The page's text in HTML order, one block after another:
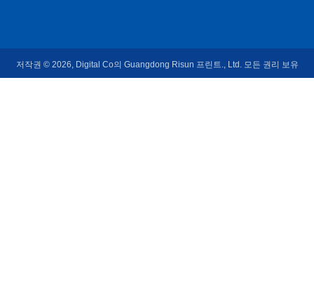
저작권 © 2026, Digital Co의 Guangdong Risun 프린트., Ltd. 모든 권리 보유